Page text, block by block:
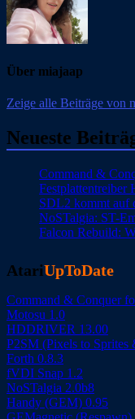
Über miajaap
Zeige alle Beiträge von
Neueste
Command &
SDL2 kommt auf
NoSTalgia: ST-
Falcon Rebuild:
AtariUpToDate
Command & Conquer
Motosu 1.0
HDDRIVER 13.00
P2SM (Pixels to Sprites
Forth 0.8.3
fVDI Snap 1.2
NoSTalgia 2.0b8
Handy (GEM) 0.95